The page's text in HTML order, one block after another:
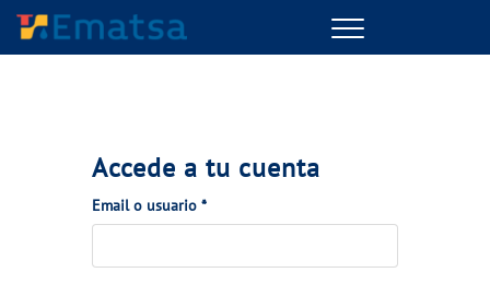
Menu
Accede a tu cuenta
Email o usuario *(Obligatorio)